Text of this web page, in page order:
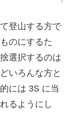
登山する方で
のにするた
選択するのは
いろんな方と
には 3S に当
るようにし